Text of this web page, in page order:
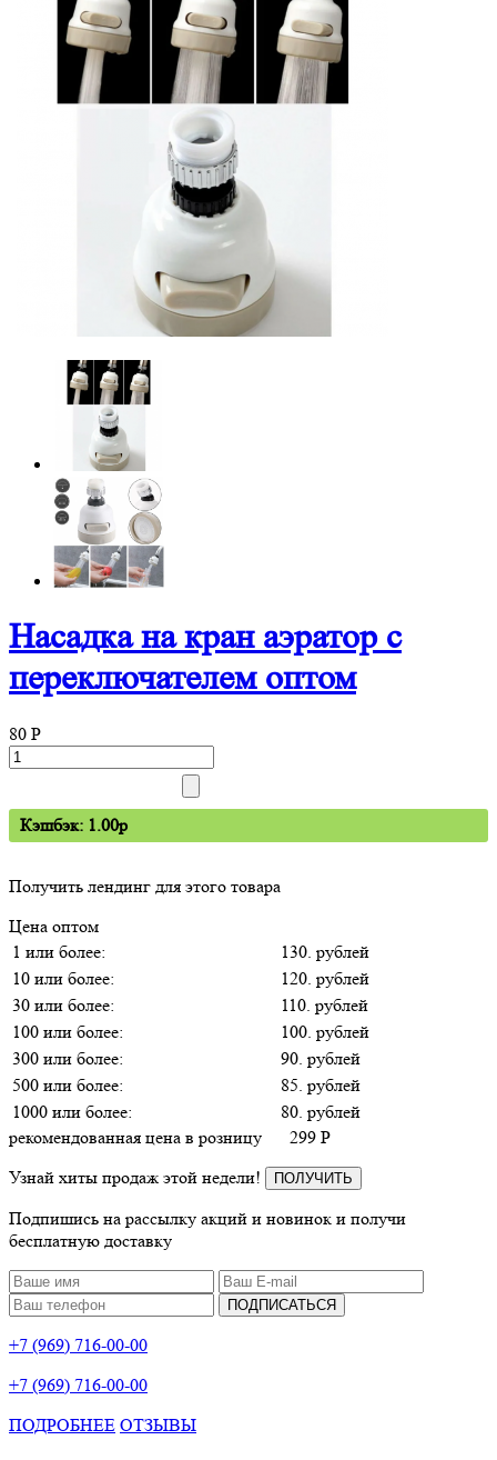
Насадка на кран аэратор с
переключателем оптом
80 P
Кэшбэк: 1.00p
Получить лендинг для этого товара
Цена оптом
1 или более:
130. рублей
10 или более:
120. рублей
30 или более:
110. рублей
100 или более:
100. рублей
300 или более:
90. рублей
500 или более:
85. рублей
1000 или более:
80. рублей
рекомендованная цена в розницу
299 P
Узнай хиты продаж этой недели!
ПОЛУЧИТЬ
Подпишись на рассылку акций и новинок и получи
бесплатную доставку
ПОДПИСАТЬСЯ
+7 (969) 716-00-00
+7 (969) 716-00-00
ПОДРОБНЕЕ ОТЗЫВЫ